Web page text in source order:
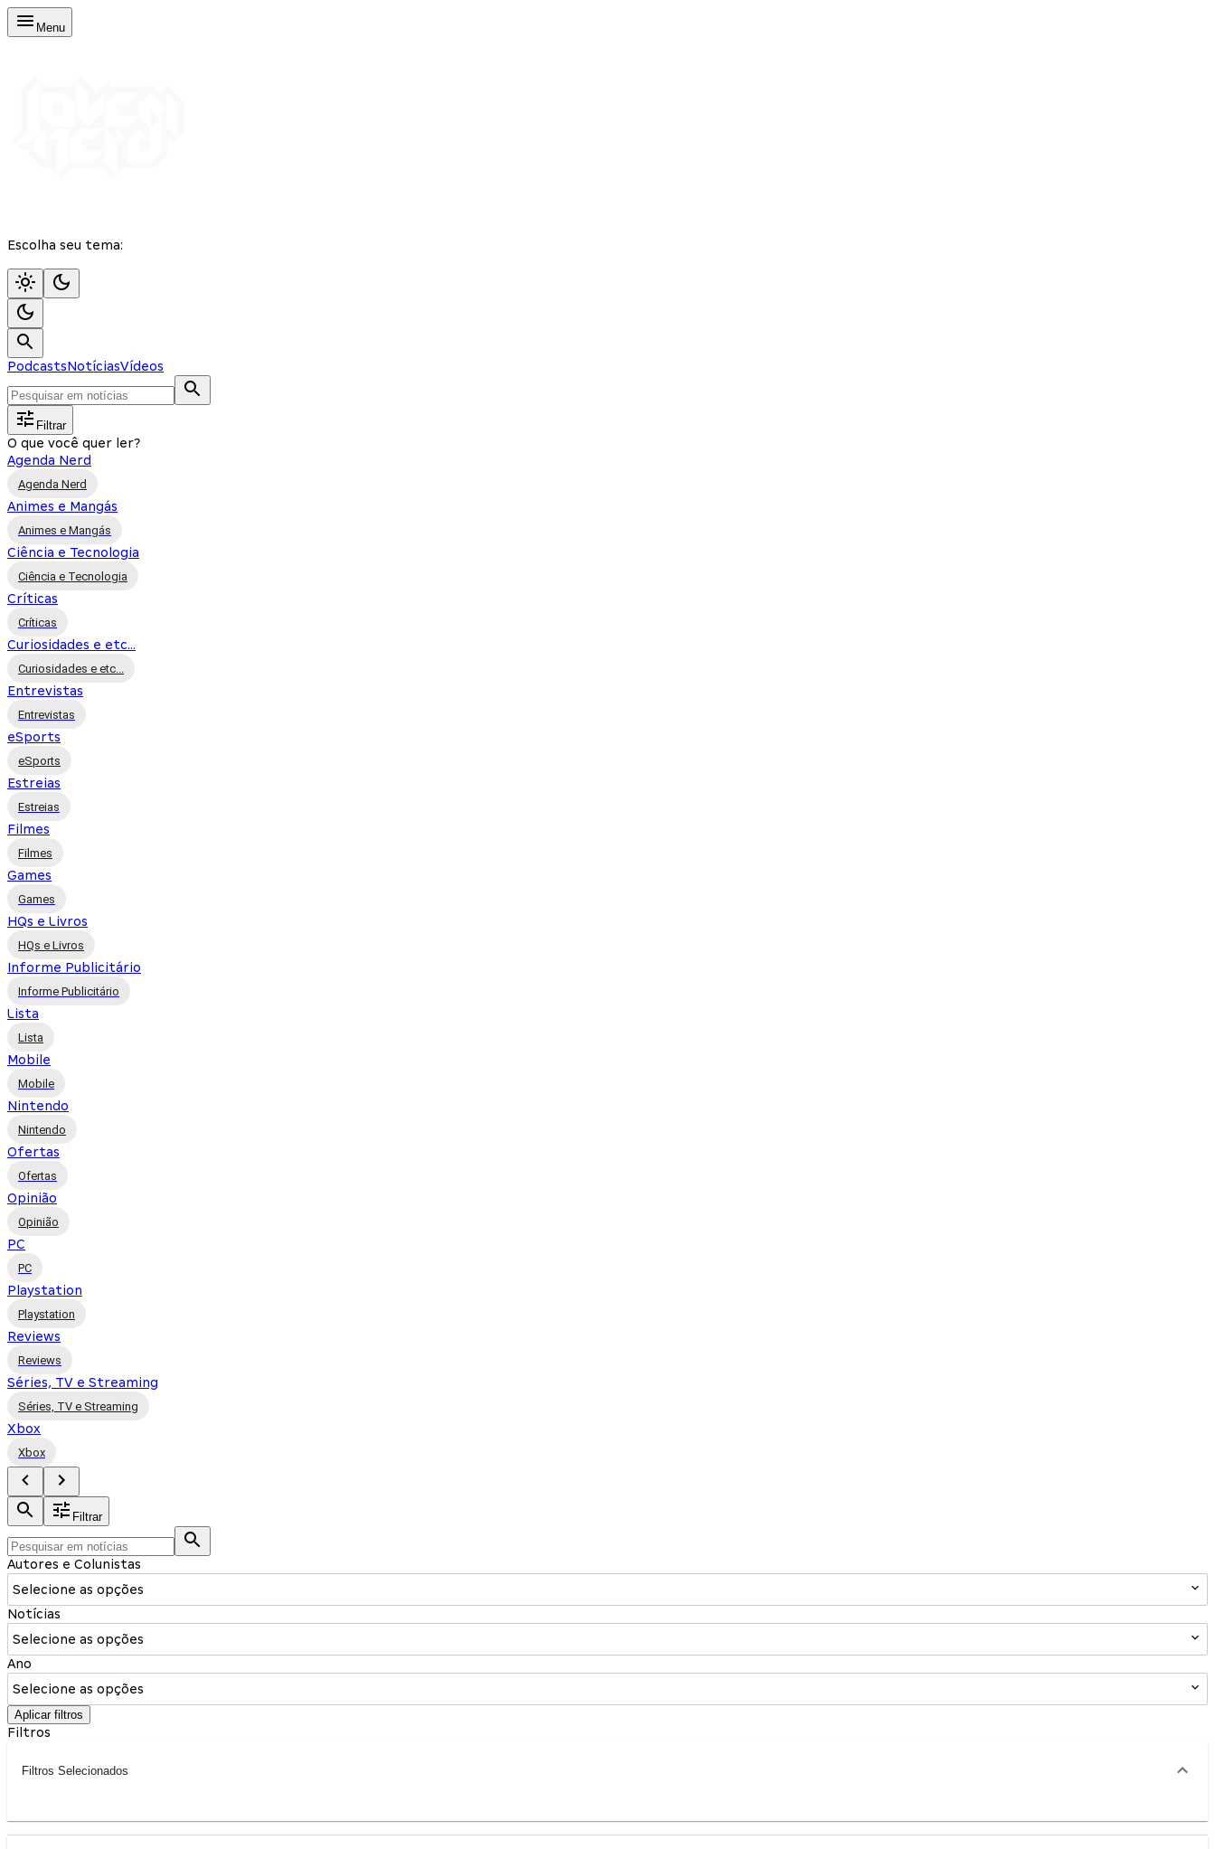
Menu
Escolha seu tema:
PodcastsNotíciasVídeos
Filtrar
O que você quer ler?
Agenda Nerd
Agenda Nerd
Animes e Mangás
Animes e Mangás
Ciência e Tecnologia
Ciência e Tecnologia
Críticas
Críticas
Curiosidades e etc...
Curiosidades e etc...
Entrevistas
Entrevistas
eSports
eSports
Estreias
Estreias
Filmes
Filmes
Games
Games
HQs e Livros
HQs e Livros
Informe Publicitário
Informe Publicitário
Lista
Lista
Mobile
Mobile
Nintendo
Nintendo
Ofertas
Ofertas
Opinião
Opinião
PC
PC
Playstation
Playstation
Reviews
Reviews
Séries, TV e Streaming
Séries, TV e Streaming
Xbox
Xbox
Filtrar
Autores e Colunistas
Selecione as opções
Notícias
Selecione as opções
Ano
Selecione as opções
Aplicar filtros
Filtros
Filtros Selecionados